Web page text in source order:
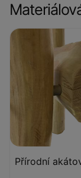
Přírodní